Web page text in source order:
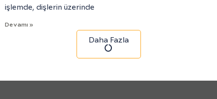
işlemde, dişlerin üzerinde
Devamı »
Daha Fazla